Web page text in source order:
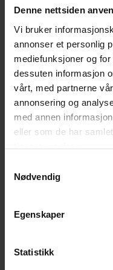
Denne nettsiden
Vi bruker
annonser et personlig
mediefunksjoner og
dessuten informasjon
vårt, med partnerne
annonsering og
med annen
eller som de har
Nødvendig
Egenskaper
Statistikk
Røkeboks
Vis